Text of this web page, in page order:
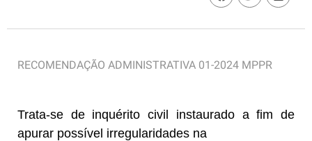
RECOMENDAÇÃO ADMINISTRATIVA 01-2024 MPPR
Trata-se de inquérito civil instaurado a fim de
apurar possível irregularidades na